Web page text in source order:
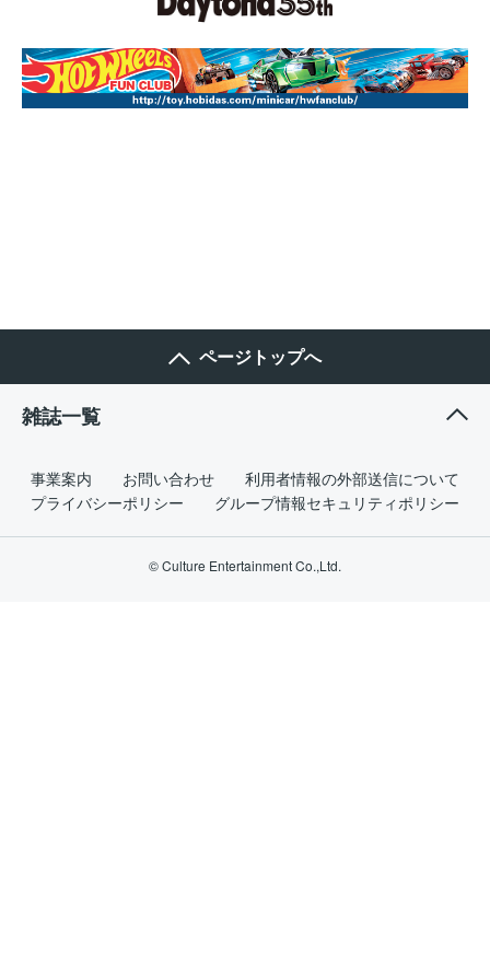
ページトップへ
雑誌一覧
事業案内 お問い合わせ
利用者情報の外部送信について
プライバシーポリシー
グループ情報セキュリティポリシー
© Culture Entertainment Co.,Ltd.